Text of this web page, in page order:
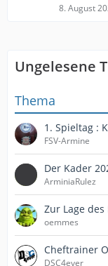
8. August
Ungelesene
Thema
1. Spieltag :
FSV-Armine
Der Kader
ArminiaRulez
Zur Lage des
oemmes
Cheftrainer
DSC4ever